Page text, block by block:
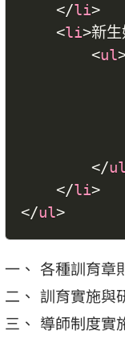
</li>
<li>新生
<ul
</
</li>
</ul>
各種訓育章
訓育實施與
導師制度實